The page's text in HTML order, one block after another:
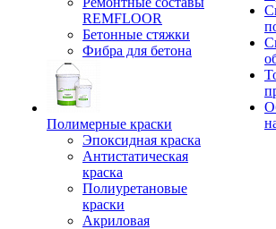
REMFLOOR
Бетонные стяжки
Фибра для бетона
Полимерные краски
Эпоксидная краска
Антистатическая
краска
Полиуретановые
краски
Акриловая